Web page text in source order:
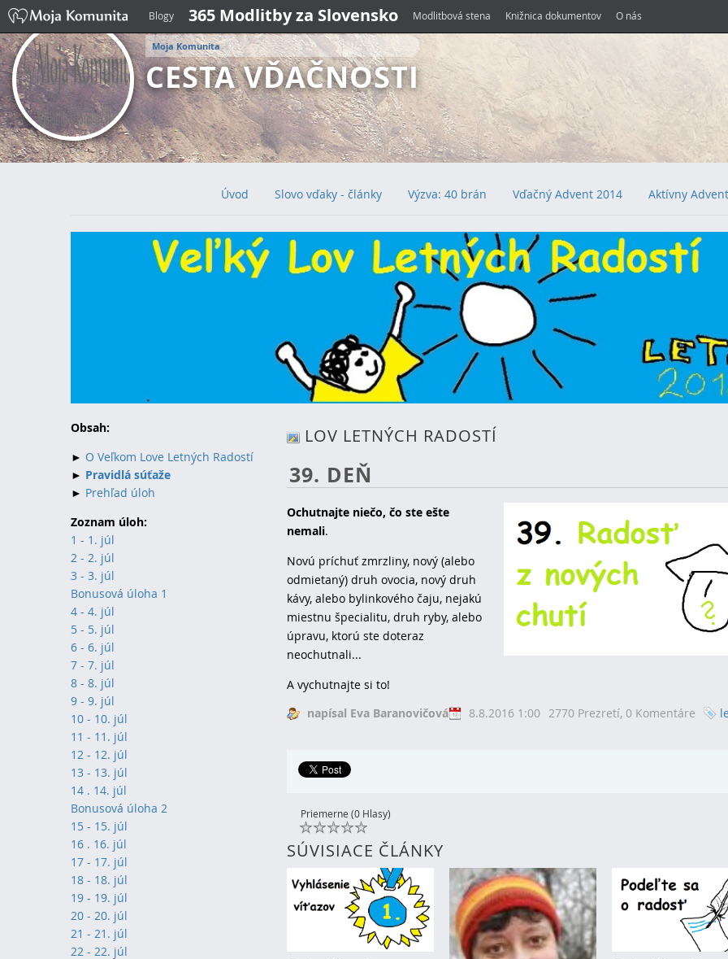
Blogy 365 Modlitby za Slovensko Modlitbová stena Knižnica dokumentov O nás
Moja Komunita
CESTA VĎAČNOSTI
Úvod Slovo vďaky - články Výzva: 40 brán Vďačný Advent 2014 Aktívny
Obsah:
► O Veľkom Love Letných Radostí
► Pravidlá súťaže
► Prehľad úloh
Zoznam úloh:
1 - 1. júl
2 - 2. júl
3 - 3. júl
Bonusová úloha 1
4 - 4. júl
5 - 5. júl
6 - 6. júl
7 - 7. júl
8 - 8. júl
9 - 9. júl
10 - 10. júl
11 - 11. júl
12 - 12. júl
13 - 13. júl
14 . 14. júl
Bonusová úloha 2
15 - 15. júl
16 . 16. júl
17 - 17. júl
18 - 18. júl
19 - 19. júl
20 - 20. júl
21 - 21. júl
22 - 22. júl
LOV LETNÝCH RADOSTÍ
39. DEŇ
Ochutnajte niečo, čo ste ešte
nemali.
Novú príchuť zmrzliny, nový (alebo
odmietaný) druh ovocia, nový druh
kávy, alebo bylinkového čaju, nejakú
miestnu špecialitu, druh ryby, alebo
úpravu, ktorú ste doteraz
neochutnali...
A vychutnajte si to!
napísal Eva Baranovičová
8.8.2016 1:00 2770 Prezretí, 0 Komentáre
Priemerne (0 Hlasy)
SÚVISIACE ČLÁNKY